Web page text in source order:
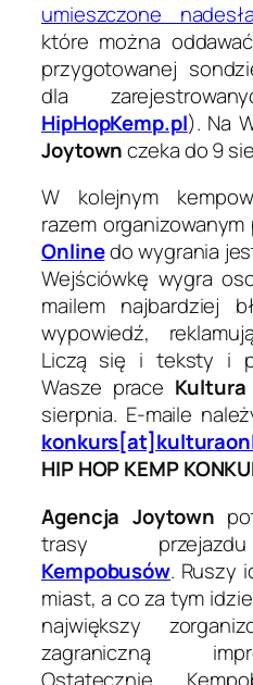
umieszczone
które można
przygotowanej
dla
HipHopKemp.pl). Na
Joytownczeka do 9
W kolejnym
razem
Onlinedo wygrania
Wejściówkę wygra
mailem najbardziej
wypowiedź,
Liczą się i teksty i
Wasze prace
sierpnia. E-maile
HIP HOP KEMP
Agencja Joytown
trasy
Kempobusów. Ruszy
miast, a co za tym
największy
zagraniczną